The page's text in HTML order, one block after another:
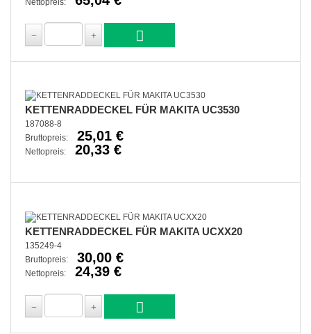
KETTENRADDECKEL FÜR MAKITA UC3530
187088-8
Bruttopreis:
25,01 €
Nettopreis: 20,33 €
KETTENRADDECKEL FÜR MAKITA UCXX20
135249-4
Bruttopreis:
30,00 €
Nettopreis: 24,39 €